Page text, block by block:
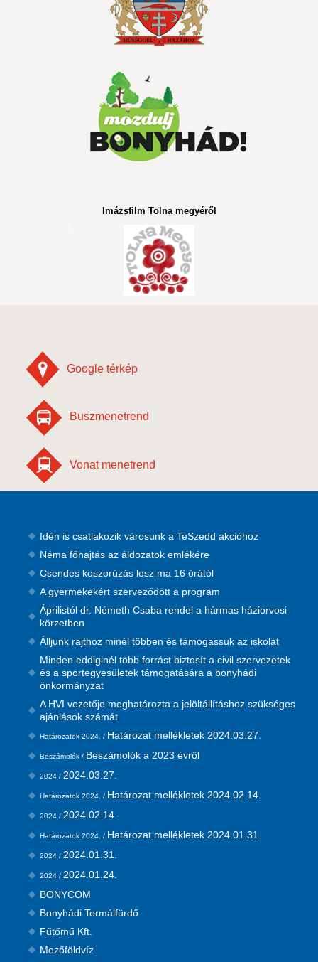
Imázsfilm Tolna megyéről
Google térkép
Buszmenetrend
Vonat menetrend
Idén is csatlakozik városunk a TeSzedd akcióhoz
Néma főhajtás az áldozatok emlékére
Csendes koszorúzás lesz ma 16 órától
A gyermekekért szerveződött a program
Áprilistól dr. Németh Csaba rendel a hármas háziorvosi
körzetben
Álljunk rajthoz minél többen és támogassuk az iskolát
Minden eddiginél több forrást biztosít a civil szervezetek
és a sportegyesületek támogatására a bonyhádi
önkormányzat
A HVI vezetője meghatározta a jelöltállításhoz szükséges
ajánlások számát
Határozatok 2024. / Határozat mellékletek 2024.03.27.
Beszámolók / Beszámolók a 2023 évről
2024 / 2024.03.27.
Határozatok 2024. / Határozat mellékletek 2024.02.14.
2024 / 2024.02.14.
Határozatok 2024. / Határozat mellékletek 2024.01.31.
2024 / 2024.01.31.
2024 / 2024.01.24.
BONYCOM
Bonyhádi Termálfürdő
Fűtőmű Kft.
Mezőföldvíz